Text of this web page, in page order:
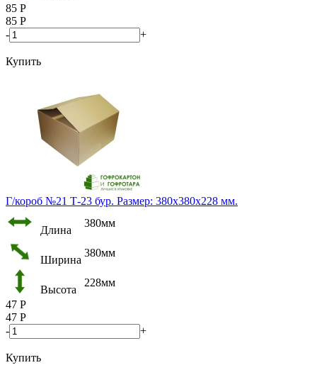
85 Р
85 Р
-
+
Купить
Г/короб №21 Т-23 бур. Размер: 380х380х228 мм.
Длина
380мм
Ширина
380мм
Высота
228мм
47 Р
47 Р
-
+
Купить